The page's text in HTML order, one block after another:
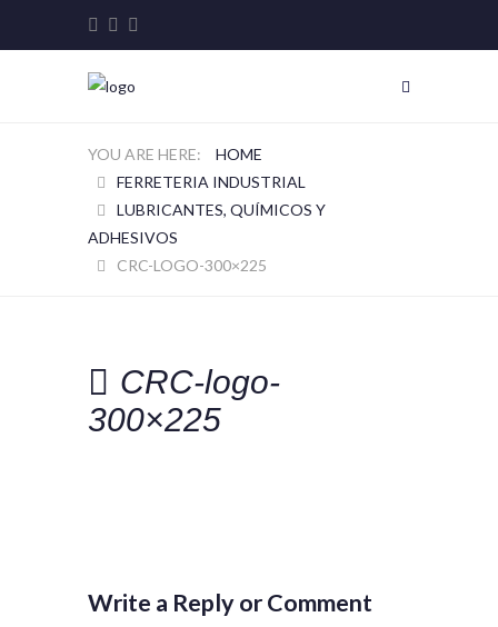
HOME
FERRETERIA INDUSTRIAL
LUBRICANTES, QUÍMICOS Y
ADHESIVOS
CRC-LOGO-300×225
CRC-logo-
300×225
Write a Reply or Comment